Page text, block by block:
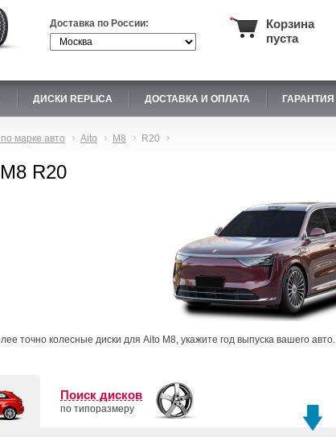
Доставка по России:
Корзина
пуста
ДИСКИ REPLICA ДОСТАВКА И ОПЛАТА ГАРАНТИЯ
марке авто Aito M8 R20
R20
точно колесные диски для Aito M8, укажите год выпуска вашего авто.
Поиск дисков
по типоразмеру